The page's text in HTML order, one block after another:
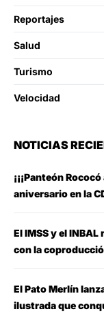
Reportajes
Salud
Turismo
Velocidad
NOTICIAS
¡¡¡Panteón
aniversario en la
El IMSS y el
con la
El Pato Merlín
ilustrada que